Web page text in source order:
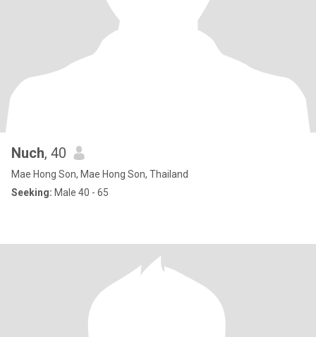
Nuch, 40
Mae Hong Son, Mae Hong Son, Thailand
Seeking: Male 40 - 65